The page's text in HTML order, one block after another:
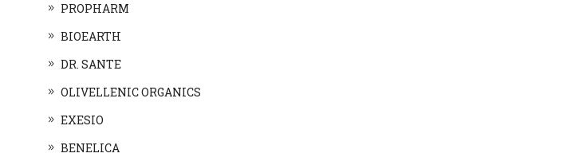
PROPHARM
BIOEARTH
DR. SANTE
OLIVELLENIC ORGANICS
EXESIO
BENELICA